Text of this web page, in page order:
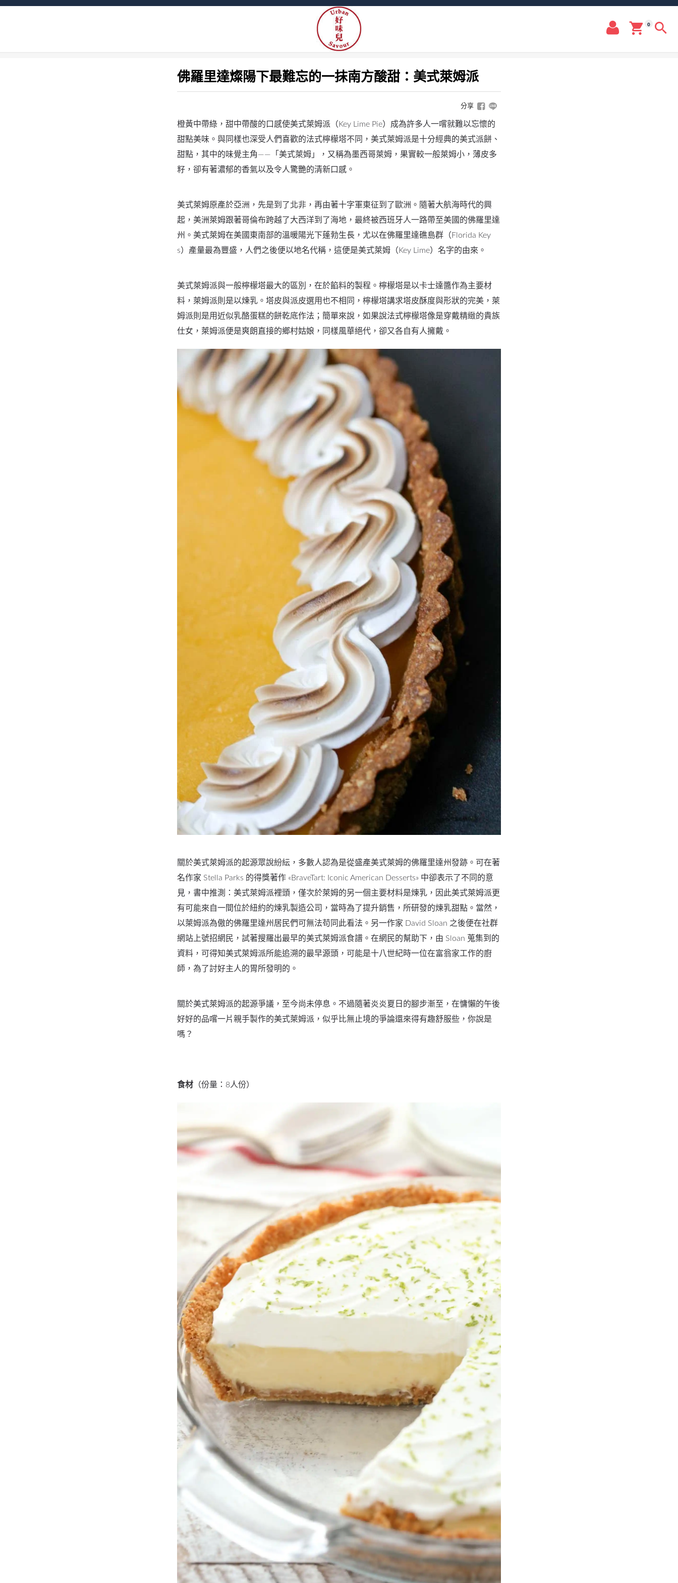
0
佛羅里達燦陽下最難忘的一抹南方酸甜：美式萊姆派
佛羅里達燦陽下最難忘的一抹南方酸甜：美式萊姆派
分享
橙黃中帶綠，甜中帶酸的口感使美式萊姆派（Key Lime Pie）成為許多人一嚐就難以忘懷的
甜點美味。與同樣也深受人們喜歡的法式檸檬塔不同，美式萊姆派是十分經典的美式派餅、
甜點，其中的味覺主角——「美式萊姆」，又稱為墨西哥萊姆，果實較一般萊姆小，薄皮多
籽，卻有著濃郁的香氣以及令人驚艷的清新口感。
美式萊姆原產於亞洲，先是到了北非，再由著十字軍東征到了歐洲。隨著大航海時代的興
起，美洲萊姆跟著哥倫布跨越了大西洋到了海地，最終被西班牙人一路帶至美國的佛羅里達
州。美式萊姆在美國東南部的溫暖陽光下蓬勃生長，尤以在佛羅里達礁島群（Florida Key
s）產量最為豐盛，人們之後便以地名代稱，這便是美式萊姆（Key Lime）名字的由來。
美式萊姆派與一般檸檬塔最大的區別，在於餡料的製程。檸檬塔是以卡士達醬作為主要材
料，萊姆派則是以煉乳。塔皮與派皮選用也不相同，檸檬塔講求塔皮酥度與形狀的完美，萊
姆派則是用近似乳酪蛋糕的餅乾底作法；簡單來說，如果說法式檸檬塔像是穿戴精緻的貴族
仕女，萊姆派便是爽朗直接的鄉村姑娘，同樣風華絕代，卻又各自有人擁戴。
關於美式萊姆派的起源眾說紛紜，多數人認為是從盛產美式萊姆的佛羅里達州發跡。可在著
名作家 Stella Parks 的得獎著作 «BraveTart: Iconic American Desserts» 中卻表示了不同的意
見，書中推測：美式萊姆派裡頭，僅次於萊姆的另一個主要材料是煉乳，因此美式萊姆派更
有可能來自一間位於紐約的煉乳製造公司，當時為了提升銷售，所研發的煉乳甜點。當然，
以萊姆派為傲的佛羅里達州居民們可無法苟同此看法。另一作家 David Sloan 之後便在社群
網站上號招網民，試著搜羅出最早的美式萊姆派食譜。在網民的幫助下，由 Sloan 蒐集到的
資料，可得知美式萊姆派所能追溯的最早源頭，可能是十八世紀時一位在富翁家工作的廚
師，為了討好主人的胃所發明的。
關於美式萊姆派的起源爭議，至今尚未停息。不過隨著炎炎夏日的腳步漸至，在慵懶的午後
好好的品嚐一片親手製作的美式萊姆派，似乎比無止境的爭論還來得有趣舒服些，你說是
嗎？
食材 （份量：8人份）